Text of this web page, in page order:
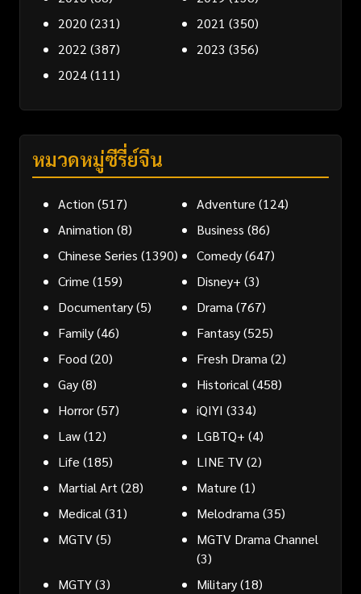
2020 (231) 2021 (350)
2022 (387) 2023 (356)
2024(111)
หมวดหมู่ซีรี่ย์จีน
Action (517) Adventure (124)
Animation (8) Business (86)
Chinese Series (1390) Comedy(647)
Crime (159) Disney+ (3)
Documentary(5) Drama(767)
Family(46) Fantasy(525)
Food(20) Fresh Drama(2)
Gay(8) Historical(458)
Horror(57) iQIYI (334)
Law(12) LGBTQ+ (4)
Life (185) LINE TV(2)
Martial Art(28) Mature (1)
Medical(31) Melodrama(35)
MGTV(5)
MGTV Drama Channel
(3)
MGTY(3) Military(18)